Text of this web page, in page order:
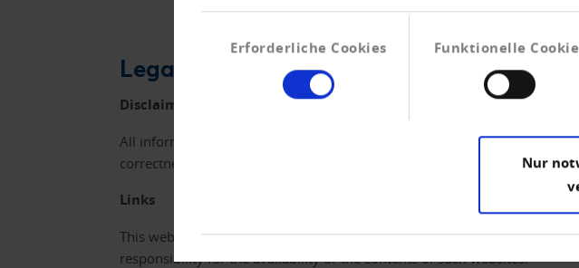
Erforderliche Cookies Funktionelle
Nur
Legal Notices
Disclaimer
All information provided on this side was researched and processed to
correctness of the information on this website can be taken.
Links
This website contains links/references to third-party websites. By
responsibility for the availability or the contents of such websites.